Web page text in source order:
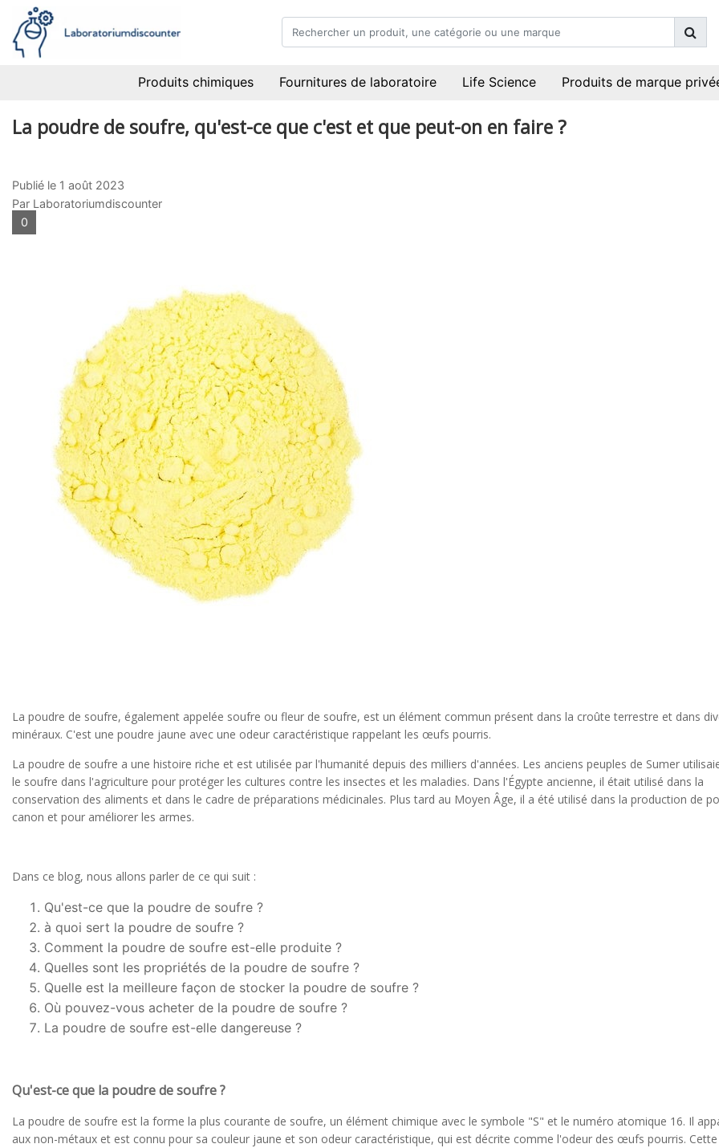
Produits chimiques Fournitures de laboratoire Life Science Produits de marque
La poudre de soufre, qu'est-ce que c'est et que peut-on en faire ?
Publié le 1 août 2023
Par Laboratoriumdiscounter
0
La poudre de soufre, également appelée soufre ou fleur de soufre, est un élément commun présent dans la croûte terrestre et dans
minéraux. C'est une poudre jaune avec une odeur caractéristique rappelant les œufs pourris.
La poudre de soufre a une histoire riche et est utilisée par l'humanité depuis des milliers d'années. Les anciens peuples de Sumer
le soufre dans l'agriculture pour protéger les cultures contre les insectes et les maladies. Dans l'Égypte ancienne, il était utilisé dans la
conservation des aliments et dans le cadre de préparations médicinales. Plus tard au Moyen Âge, il a été utilisé dans la production de
canon et pour améliorer les armes.
Dans ce blog, nous allons parler de ce qui suit :
Qu'est-ce que la poudre de soufre ?
à quoi sert la poudre de soufre ?
Comment la poudre de soufre est-elle produite ?
Quelles sont les propriétés de la poudre de soufre ?
Quelle est la meilleure façon de stocker la poudre de soufre ?
Où pouvez-vous acheter de la poudre de soufre ?
La poudre de soufre est-elle dangereuse ?
Qu'est-ce que la poudre de soufre ?
La poudre de soufre est la forme la plus courante de soufre, un élément chimique avec le symbole "S" et le numéro atomique 16. Il
aux non-métaux et est connu pour sa couleur jaune et son odeur caractéristique, qui est décrite comme l'odeur des œufs pourris.